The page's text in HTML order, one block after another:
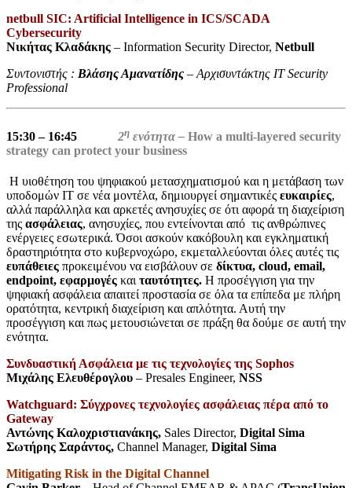
netbull SIC: Artificial Intelligence in ICS/SCADA
Cybersecurity
Νικήτας Κλαδάκης – Information Security Director, Netbull
Συντονιστής : Βλάσης Αμανατίδης – Αρχισυντάκτης IT Security
Professional
15:30 – 16:45 2η ενότητα – How a multi-layered security
strategy can protect your business
Η υιοθέτηση του ψηφιακού μετασχηματισμού και η μετάβαση των
υποδομών IT σε νέα μοντέλα, δημιουργεί σημαντικές ευκαιρίες,
αλλά παράλληλα και αρκετές ανησυχίες σε ότι αφορά τη διαχείριση
της ασφάλειας, ανησυχίες, που εντείνονται από τις ανθρώπινες
ενέργειες εσωτερικά. Όσοι ασκούν κακόβουλη και εγκληματική
δραστηριότητα στο κυβερνοχώρο, εκμεταλλεύονται όλες αυτές τις
ευπάθειες προκειμένου να εισβάλουν σε δίκτυα, cloud, email,
endpoint, εφαρμογές και ταυτότητες. Η προσέγγιση για την
ψηφιακή ασφάλεια απαιτεί προστασία σε όλα τα επίπεδα με πλήρη
ορατότητα, κεντρική διαχείριση και απλότητα. Αυτή την
προσέγγιση και πως μετουσιώνεται σε πράξη θα δούμε σε αυτή την
ενότητα.
Συνδυαστική Ασφάλεια με τις τεχνολογίες της Sophos
Μιχάλης Ελευθέρογλου – Presales Engineer, NSS
Watchguard: Σύγχρονες τεχνολογίες ασφάλειας πέρα από το
Gateway
Αντώνης Καλοχριστιανάκης, Sales Director, Digital Sima
Σωτήρης Σαράντος, Channel Manager, Digital Sima
Mitigating Risk in the Digital Channel